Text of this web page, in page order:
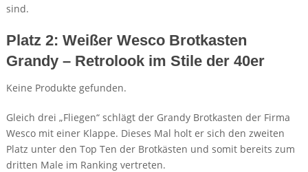
sind.
Platz 2: Weißer Wesco Brotkasten
Grandy – Retrolook im Stile der 40er
Keine Produkte gefunden.
Gleich drei „Fliegen“ schlägt der Grandy Brotkasten der Firma
Wesco mit einer Klappe. Dieses Mal holt er sich den zweiten
Platz unter den Top Ten der Brotkästen und somit bereits zum
dritten Male im Ranking vertreten.